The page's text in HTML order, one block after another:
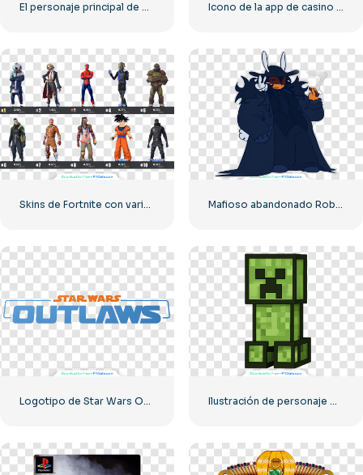
El personaje principal de Minecraft Steve corre con un pico en la mano. Icono de la app de casino y tragamonedas Pussy888: descarga PNG gratuita para tus proyectos